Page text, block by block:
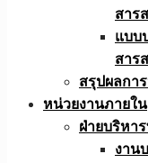
สาร
แบบ
สาร
สรุปผลกา
หน่วยงานภายใน
ฝ่ายบริหา
งาน